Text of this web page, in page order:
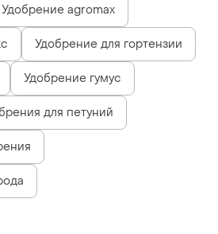
Удобрение agromax
Удобрение для гортензии
Удобрение гумус
для петуний